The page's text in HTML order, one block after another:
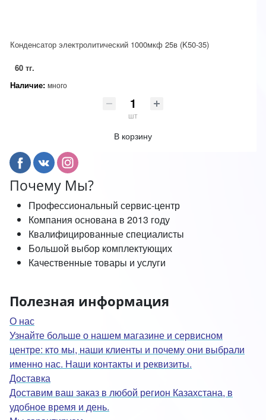
Конденсатор электролитический 1000мкф 25в (K50-35)
60 тг.
Наличие: много
шт
В корзину
Почему Мы?
Профессиональный сервис-центр
Компания основана в 2013 году
Квалифицированные специалисты
Большой выбор комплектующих
Качественные товары и услуги
Полезная информация
О нас
Узнайте больше о нашем магазине и сервисном
центре: кто мы, наши клиенты и почему они выбрали
именно нас. Наши контакты и реквизиты.
Доставка
Доставим ваш заказ в любой регион Казахстана, в
удобное время и день.